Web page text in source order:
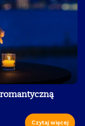
Czytaj więcej